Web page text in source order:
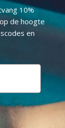
10%
de hoogte
en